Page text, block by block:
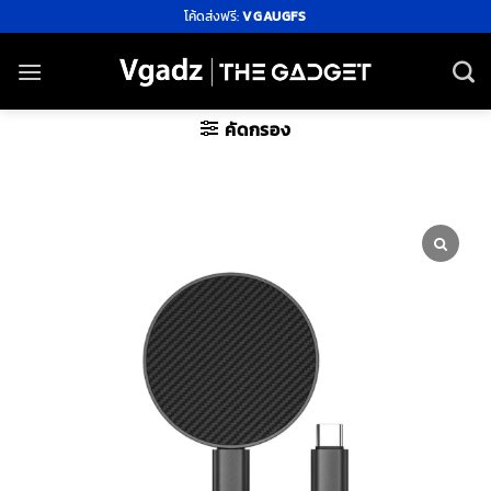
ไป
ยัง
โค้ดส่งฟรี:VGAUGFS
คัดกรอง